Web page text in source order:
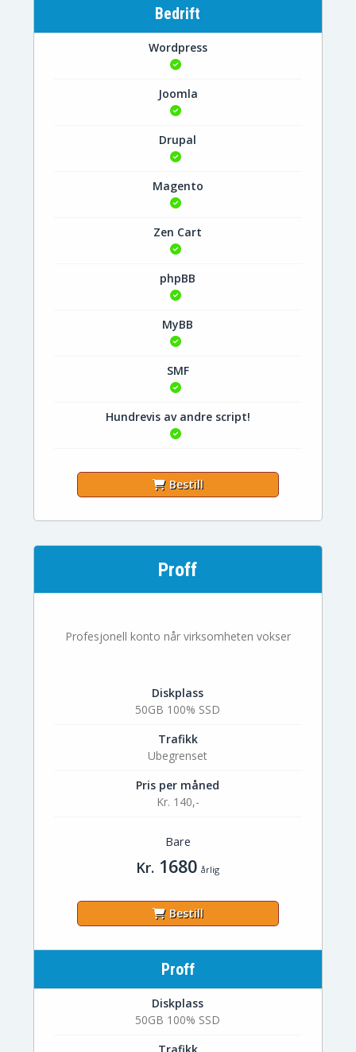
Bedrift
Wordpress
Joomla
Drupal
Magento
Zen Cart
phpBB
MyBB
SMF
Hundrevis av andre script!
Bestill
Proff
Profesjonell konto når virksomheten vokser
Diskplass
50GB 100% SSD
Trafikk
Ubegrenset
Pris per måned
Kr. 140,-
Bare
Kr. 1680 årlig
Bestill
Proff
Diskplass
50GB 100% SSD